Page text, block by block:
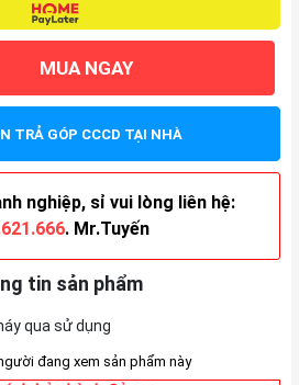
MUA NGAY
TRẢ GÓP CCCD TẠI NHÀ
nghiệp, sỉ vui lòng liên hệ:
. Mr.Tuyến
tin sản phẩm
qua sử dụng
đang xem sản phẩm này